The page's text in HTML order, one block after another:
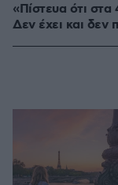
«Πίστευα ότι
Δεν έχει και δεν